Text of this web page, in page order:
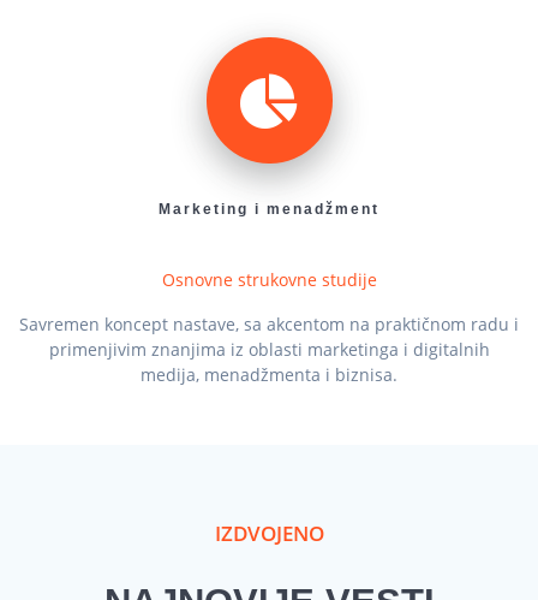
Marketing i menadžment
Osnovne strukovne studije
Savremen koncept nastave, sa akcentom na praktičnom radu i
primenjivim znanjima iz oblasti marketinga i digitalnih
medija, menadžmenta i biznisa.
IZDVOJENO